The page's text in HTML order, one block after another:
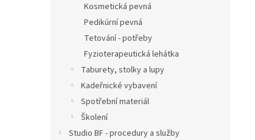
Kosmetická pevná
Pedikúrní pevná
Tetování - potřeby
Fyzioterapeutická lehátka
Taburety, stolky a lupy
Kadeřnické vybavení
Spotřební materiál
Školení
Studio BF - procedury a služby